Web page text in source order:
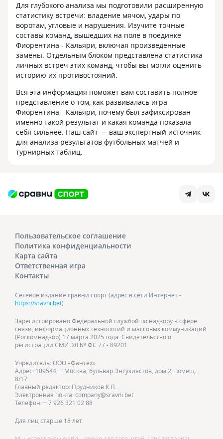
Для глубокого анализа мы подготовили расширенную
статистику встречи: владение мячом, удары по
воротам, угловые и нарушения. Изучите точные
составы команд, вышедших на поле в поединке
Фиорентина - Кальяри, включая произведенные
замены. Отдельным блоком представлена статистика
личных встреч этих команд, чтобы вы могли оценить
историю их противостояний.
Вся эта информация поможет вам составить полное
представление о том, как развивалась игра
Фиорентина - Кальяри, почему был зафиксирован
именно такой результат и какая команда показала
себя сильнее. Наш сайт — ваш экспертный источник
для анализа результатов футбольных матчей и
турнирных таблиц.
Пользовательское соглашение
Политика конфиденциальности
Карта сайта
Ответственная игра
Контакты
Сетевое издание сравни спорт (адрес в сети Интернет -
https://sravni.bet)
Зарегистрировано Федеральной службой по надзору в сфере
связи, информационных технологий и массовых коммуникаций
(Роскомнадзор) 17 марта 2025 года. Свидетельство о
регистрации СМИ ЭЛ № ФС 77 - 89201
Учредитель: ООО «Фантех»
Адрес: 109544, г. Москва, бульвар Энтузиастов, дом 2, помещ.
8/17
Главный редактор: Прудников К.П.
Электронная почта: company@sravni.bet
Телефон: + 7 926 321 02 88
Для лиц старше 18 лет